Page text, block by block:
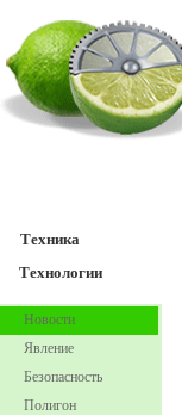
Техника
Технологии
Новости
Явление
Безопасность
Полигон